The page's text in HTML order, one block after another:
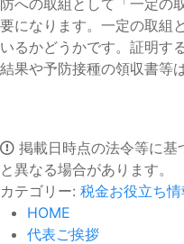
要になります。一定の取組
いるかどうかです。証明す
結果や予防接種の領収書等
掲載日時点の法令等に
と異なる場合があります。
カテゴリー: 税金お役立ち情
HOME
代表ご挨拶